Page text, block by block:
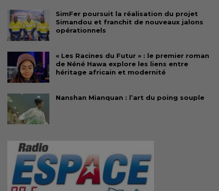
SimFer poursuit la réalisation du projet
Simandou et franchit de nouveaux jalons
opérationnels
« Les Racines du Futur » : le premier roman
de Néné Hawa explore les liens entre
héritage africain et modernité
Nanshan Mianquan : l’art du poing souple